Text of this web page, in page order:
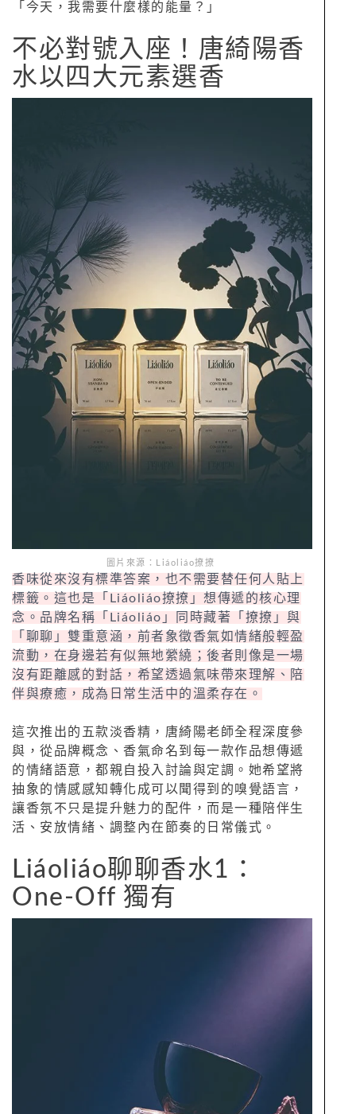
「今天，我需要什麼樣的能量？」
不必對號入座！唐綺陽香
水以四大元素選香
圖片來源：Liáoliáo撩撩
香味從來沒有標準答案，也不需要替任何人貼上
標籤。這也是「Liáoliáo撩撩」想傳遞的核心理
念。品牌名稱「Liáoliáo」同時藏著「撩撩」與
「聊聊」雙重意涵，前者象徵香氣如情緒般輕盈
流動，在身邊若有似無地縈繞；後者則像是一場
沒有距離感的對話，希望透過氣味帶來理解、陪
伴與療癒，成為日常生活中的溫柔存在。
這次推出的五款淡香精，唐綺陽老師全程深度參
與，從品牌概念、香氣命名到每一款作品想傳遞
的情緒語意，都親自投入討論與定調。她希望將
抽象的情感感知轉化成可以聞得到的嗅覺語言，
讓香氛不只是提升魅力的配件，而是一種陪伴生
活、安放情緒、調整內在節奏的日常儀式。
Liáoliáo聊聊香水1：
One-Off 獨有